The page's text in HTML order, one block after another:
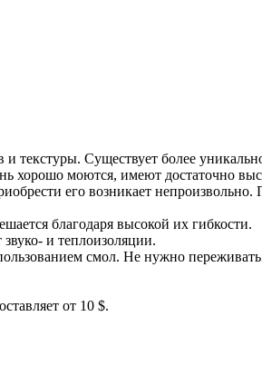
текстуры. Существует более
хорошо моются, имеют достаточно
его возникает непроизвольно.
благодаря высокой их гибкости.
и теплоизоляции.
смол. Не нужно
от 10 $.